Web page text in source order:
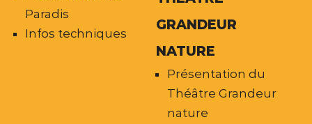
Paradis
Infos techniques
GRANDEUR
NATURE
Présentation du
Théâtre Grandeur
nature